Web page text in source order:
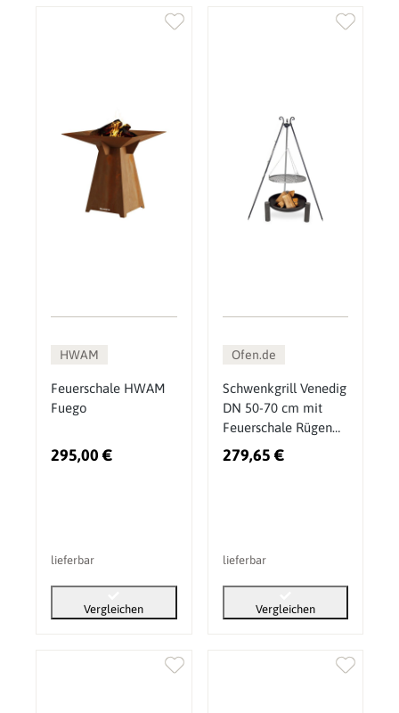
HWAM
Feuerschale HWAM
Fuego
295,00 €
lieferbar
Vergleichen
Ofen.de
Schwenkgrill Venedig
DN 50-70 cm mit
Feuerschale Rügen
38
279,65 €
lieferbar
Vergleichen